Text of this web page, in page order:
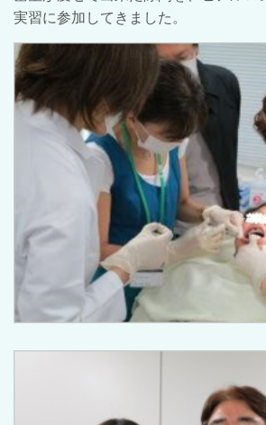
実習に参加してきました。